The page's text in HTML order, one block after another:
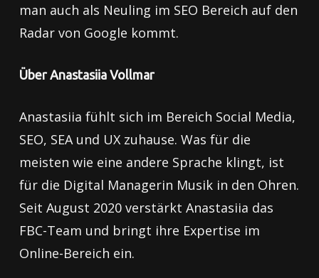
man auch als Neuling im SEO Bereich auf den
Radar von Google kommt.
Über Anastasiia Vollmar
Anastasiia fühlt sich im Bereich Social Media,
SEO, SEA und UX zuhause. Was für die
meisten wie eine andere Sprache klingt, ist
für die Digital Managerin Musik in den Ohren.
Seit August 2020 verstärkt Anastasiia das
FBC-Team und bringt ihre Expertise im
Online-Bereich ein.